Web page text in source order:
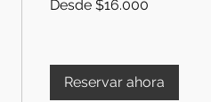
$16.000
Desde $16.000
Reservar ahora